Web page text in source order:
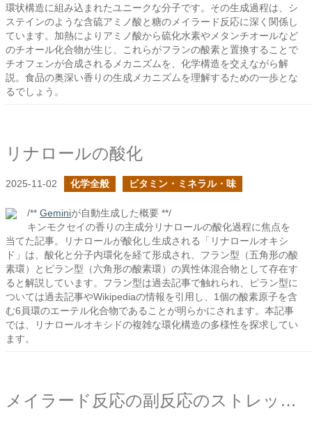
環状構造に組み込まれたユニークな分子です。その生成過程は、シ
ステインのような含硫アミノ酸と糖のメイラード反応に深く関係し
ています。加熱によりアミノ酸から硫化水素やメタンチオールなど
のチオール化合物が生じ、これらがフランの酸素と置換することで
チオフェンが合成されるメカニズムを、化学構造を交えながら解
説。食品の奥深い香りの生成メカニズムを理解するための一歩とな
るでしょう。
リナロールの酸化
2025-11-02 化学全般 ビタミン・ミネラル・味
/** Geminiが自動生成した概要 **/
キンモクセイの香りの主成分リナロールの酸化過程に焦点を
当てた記事。リナロールが酸化し生成される「リナロールオキシ
ド」は、酸化と分子内環化を経て形成され、フラン型（五角形の酸
素環）とピラン型（六角形の酸素環）の異性体混合物として存在す
ると解説しています。フラン型は過去記事で触れられ、ピラン型に
ついては過去記事やWikipediaの情報を引用し、1個の酸素原子を含
む6員環のエーテル化合物であることが明らかにされます。本記事
では、リナロールオキシドの複雑な環化構造の多様性を探求してい
ます。
メイラード反応の副反応のストレッカー分解